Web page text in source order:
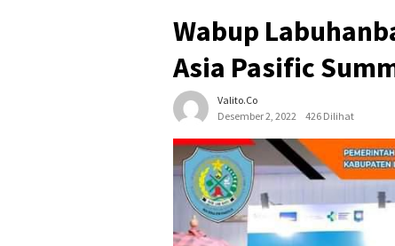
Wabup
Asia Pasific
Valito.co
Desember 2, 2022
426 Dilihat